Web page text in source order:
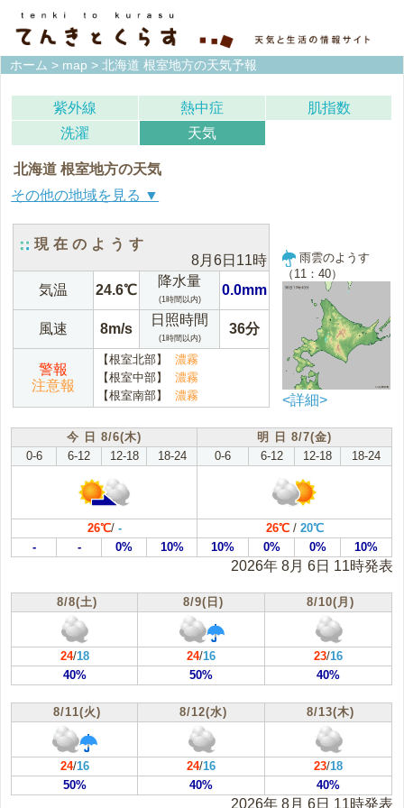
ホーム > map > 北海道 根室地方の天気予報
紫外線 熱中症
肌指数
洗濯
天気
北海道 根室地方の天気
宗谷地方(稚内) 上川地方(旭川)
石狩地方(札幌)
後志地方(倶知安)
北見地方(北見)
紋別地方(紋別) 釧路地方(釧路)
胆振地方(室蘭) 日高地方(浦河)
渡島地方(函館) 桧山地方(江差)
現在のようす
8月6日11時
気温
24.6℃
降水量
(1時間以内)
0.0mm
風速 8m/s
日照時間
(1時間以内)
36分
警報
注意報
【根室北部】
濃霧
【根室中部】
濃霧
【根室南部】
濃霧
雨雲のようす
（11：40）
<詳細>
今 日 8/6(木)
明 日 8/7(金)
0-6
6-12 12-18 18-24 0-6 6-12 12-18 18-24
26℃/ - 26℃/ 20℃
-
- 0% 10% 10% 0% 0% 10%
2026年 8月 6日 11時発表
8/8(土) 8/9(日) 8/10(月)
24/18 24/16 23/16
40%
50% 40%
8/11(火) 8/12(水) 8/13(木)
24/16 24/16 23/18
50%
40% 40%
2026年 8月 6日 11時発表